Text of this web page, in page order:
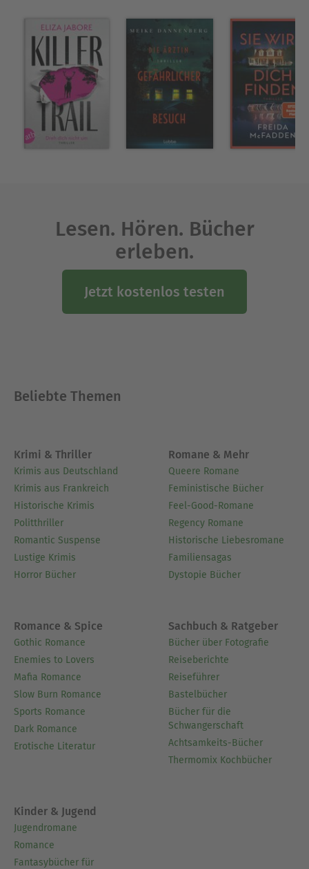
Lesen. Hören. Bücher
erleben.
Jetzt kostenlos testen
Beliebte Themen
Krimi & Thriller
Krimis aus Deutschland
Krimis aus Frankreich
Historische Krimis
Politthriller
Romantic Suspense
Lustige Krimis
Horror Bücher
Romane & Mehr
Queere Romane
Feministische Bücher
Feel-Good-Romane
Regency Romane
Historische Liebesromane
Familiensagas
Dystopie Bücher
Romance & Spice
Gothic Romance
Enemies to Lovers
Mafia Romance
Slow Burn Romance
Sports Romance
Dark Romance
Erotische Literatur
Sachbuch & Ratgeber
Bücher über Fotografie
Reiseberichte
Reiseführer
Bastelbücher
Bücher für die
Schwangerschaft
Achtsamkeits-Bücher
Thermomix Kochbücher
Kinder & Jugend
Jugendromane
Romance
Fantasybücher für